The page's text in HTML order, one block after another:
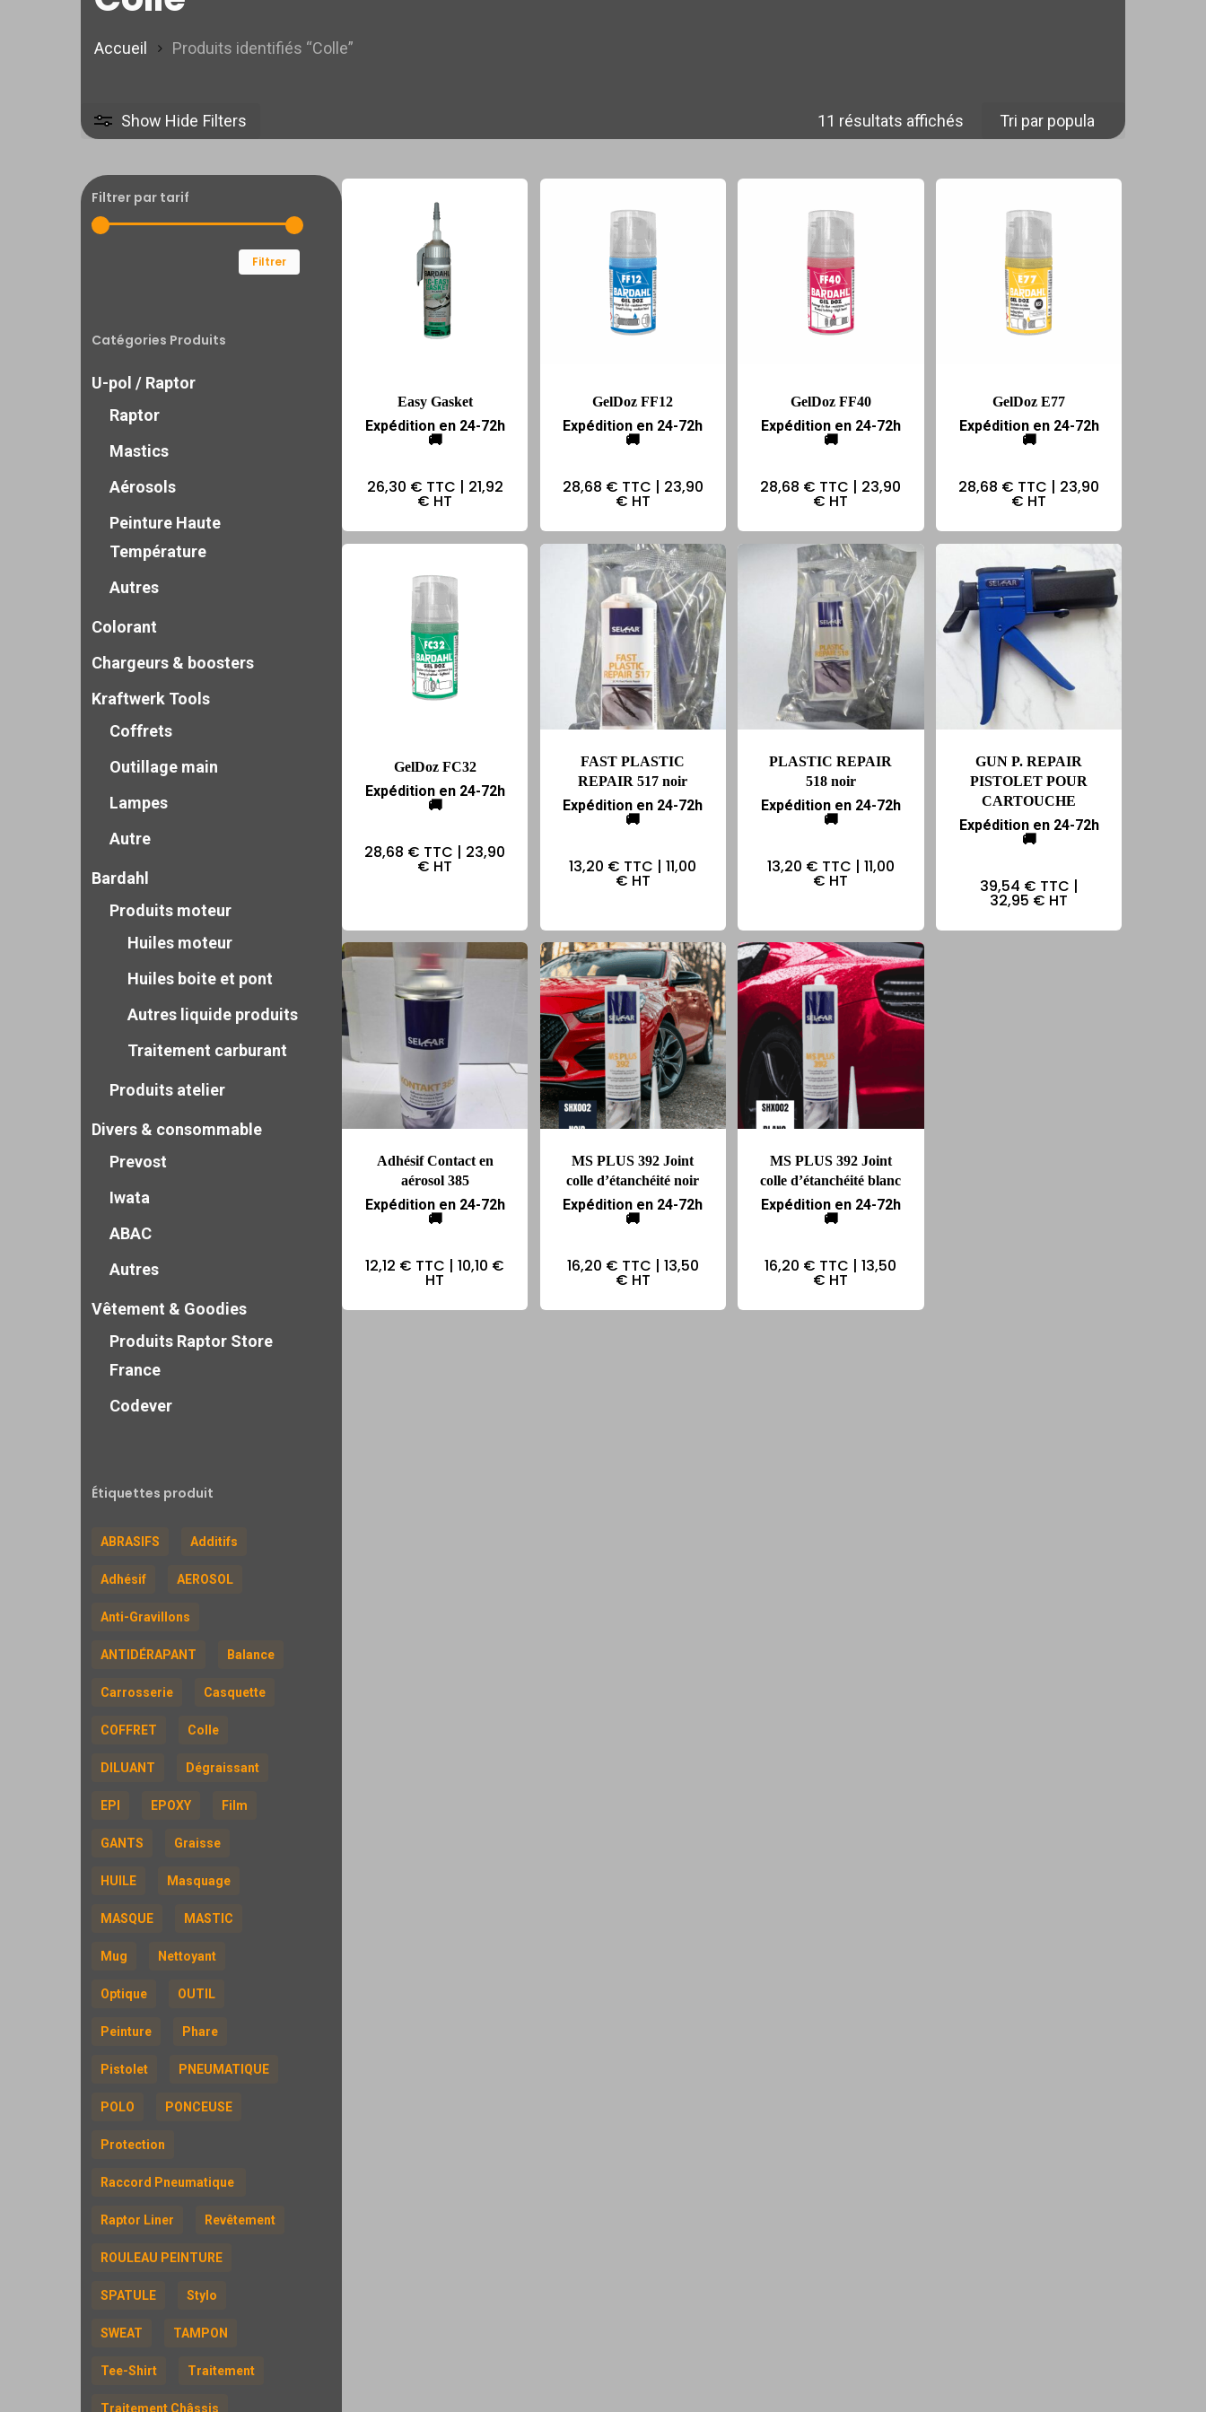
Accueil Produits identifiés “Colle”
Show Hide Filters 11 résultats affichés
Filtrer par tarif
Prix
Prix
Filtrer
Catégories Produits
U-pol / Raptor
Raptor
Mastics
Aérosols
Peinture Haute
Température
Autres
Colorant
Chargeurs & boosters
Kraftwerk Tools
Coffrets
Outillage main
Lampes
Autre
Bardahl
Produits moteur
Huiles moteur
Huiles boite et pont
Autres liquide produits
Traitement carburant
Produits atelier
Divers & consommable
Prevost
Iwata
ABAC
Autres
Vêtement & Goodies
Produits Raptor Store
France
Codever
Étiquettes produit
ABRASIFS Additifs
Adhésif AEROSOL
Anti-Gravillons
ANTIDÉRAPANT Balance
Carrosserie Casquette
COFFRET Colle
DILUANT Dégraissant
EPI EPOXY Film
GANTS Graisse
HUILE Masquage
MASQUE MASTIC
Mug Nettoyant
Optique OUTIL
Peinture Phare
Pistolet PNEUMATIQUE
POLO PONCEUSE
Protection
Raccord Pneumatique
Raptor Liner Revêtement
ROULEAU PEINTURE
SPATULE Stylo
SWEAT TAMPON
Tee-Shirt Traitement
Traitement Châssis
Easy Gasket
Expédition en 24-72h
🚚
26,30 € TTC | 21,92
€ HT
GelDoz FF12
Expédition en 24-72h
🚚
28,68 € TTC | 23,90
€ HT
GelDoz FF40
Expédition en 24-72h
🚚
28,68 € TTC | 23,90
€ HT
GelDoz E77
Expédition en 24-72h
🚚
28,68 € TTC | 23,90
€ HT
GelDoz FC32
Expédition en 24-72h
🚚
28,68 € TTC | 23,90
€ HT
FAST PLASTIC
REPAIR 517 noir
Expédition en 24-72h
🚚
13,20 € TTC |11,00
€ HT
PLASTIC REPAIR
518 noir
Expédition en 24-72h
🚚
13,20 € TTC | 11,00
€ HT
GUN P. REPAIR
PISTOLET POUR
CARTOUCHE
Expédition en 24-72h
🚚
39,54 € TTC |
32,95 € HT
Adhésif Contact en
aérosol 385
Expédition en 24-72h
🚚
12,12 € TTC |10,10 €
HT
MS PLUS 392 Joint
colle d’étanchéité noir
Expédition en 24-72h
🚚
16,20 € TTC | 13,50
€ HT
MS PLUS 392 Joint
colle d’étanchéité blanc
Expédition en 24-72h
🚚
16,20 € TTC |13,50
€ HT